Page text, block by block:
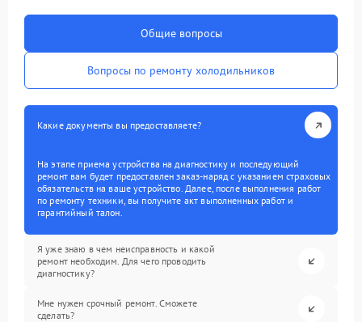
Общие вопросы
Вопросы по ремонту холодильников
Какие документы вы предоставляете?
На этапе приема устройства на диагностику и последующий
ремонт вам будет предоставлен заказ-наряд с указанием страховых
обязательств на ваше устройство. Далее, после выполнения работ
по ремонту техники, вы получите акт выполненных работ и
гарантийный талон.
Я уже знаю в чем неисправность и какой
ремонт необходим. Для чего проводить
диагностику?
Мне нужен срочный ремонт. Сможете
сделать?